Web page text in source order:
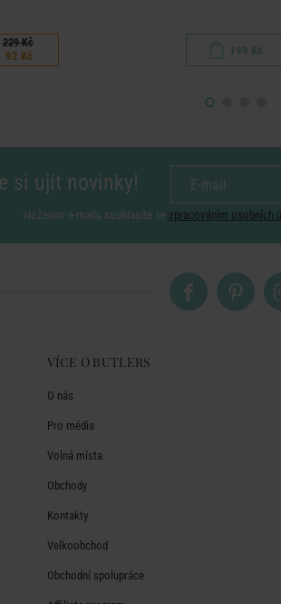
229 Kč
92 Kč 199 Kč
si ujít novinky!
vložením e-mailu souhlasíte se zpracováním osobních
VÍCE O BUTLERS
O nás
Pro média
Volná místa
Obchody
Kontakty
Velkoobchod
Obchodní spolupráce